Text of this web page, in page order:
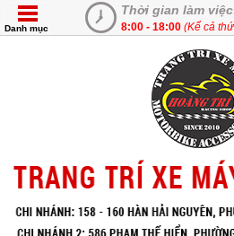
Thời gian làm
8:00 - 18:00 (Kể cả
Danh mục